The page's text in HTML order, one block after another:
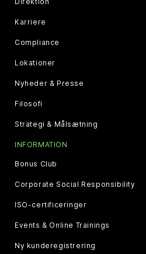
Karriere
Compliance
Lokationer
Nyheder & Presse
Filosofi
Strategi & Målsætning
INFORMATION
Bonus Club
Corporate Social Responsibility
ISO-certificeringer
Events & Online Trainings
Ny kunderegistrering